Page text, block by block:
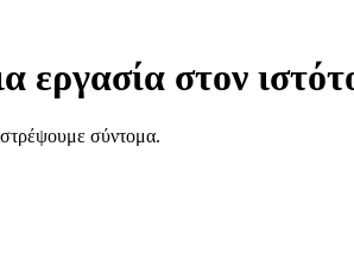
εργασία στον
σύντομα.